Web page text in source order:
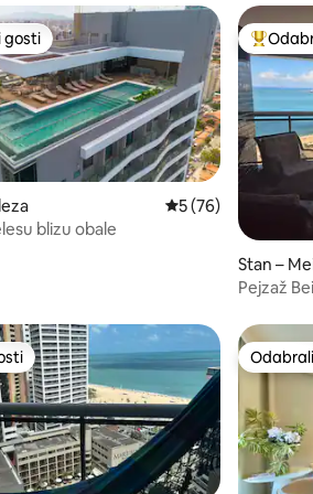
rangiranima s oznakom „Odabrali gosti”
gosti
Prosječna ocjena:
5 (76)
blizu obale
Među
Stan –
Pejzaž